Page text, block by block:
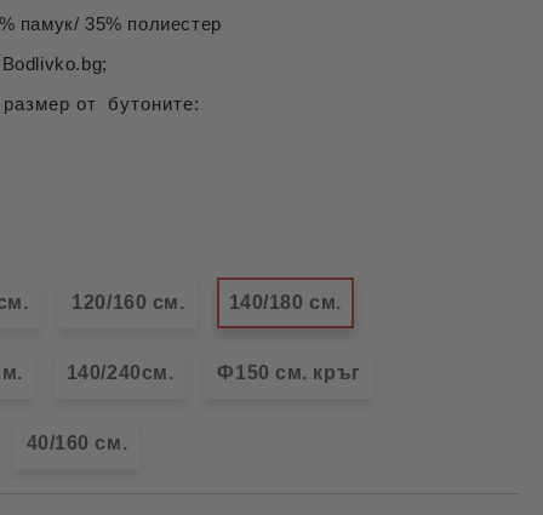
35% полиестер
от бутоните:
120/160 см. 140/180 см.
140/240см. Ф150 см. кръг
40/160 см.